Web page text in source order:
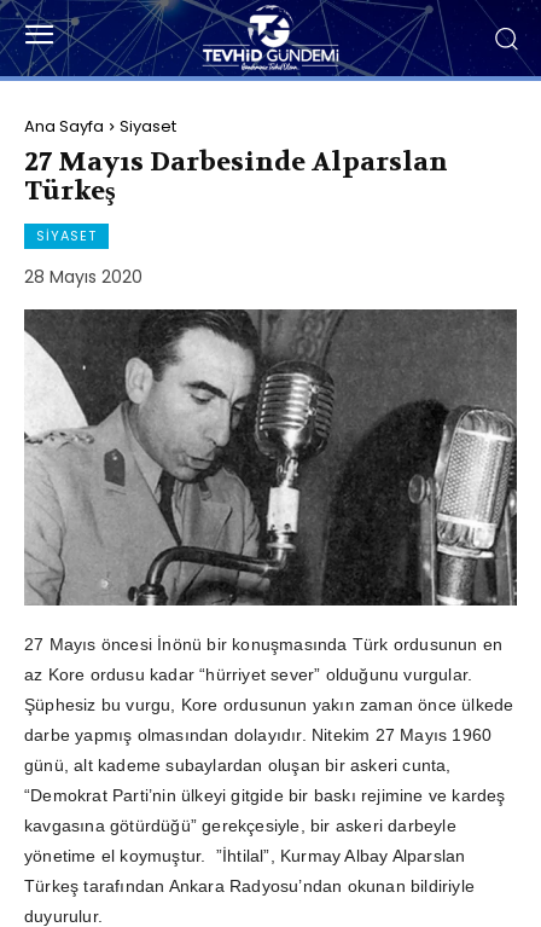
Ana Sayfa Siyaset
27 Mayıs Darbesinde Alparslan
Türkeş
SIYASET
28 Mayıs 2020
27 Mayıs öncesi İnönü bir konuşmasında Türk ordusunun en
az Kore ordusu kadar “hürriyet sever” olduğunu vurgular.
Şüphesiz bu vurgu, Kore ordusunun yakın zaman önce ülkede
darbe yapmış olmasından dolayıdır. Nitekim 27 Mayıs 1960
günü, alt kademe subaylardan oluşan bir askeri cunta,
“Demokrat Parti’nin ülkeyi gitgide bir baskı rejimine ve kardeş
kavgasına götürdüğü” gerekçesiyle, bir askeri darbeyle
yönetime el koymuştur. ”İhtilal”, Kurmay Albay Alparslan
Türkeş tarafından Ankara Radyosu’ndan okunan bildiriyle
duyurulur.